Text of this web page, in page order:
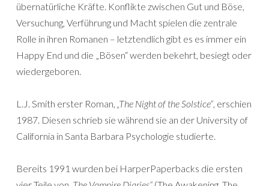
übernatürliche Kräfte. Konflikte zwischen Gut und Böse,
Versuchung, Verführung und Macht spielen die zentrale
Rolle in ihren Romanen – letztendlich gibt es es immer ein
Happy End und die „Bösen“ werden bekehrt, besiegt oder
wiedergeboren.
L.J. Smith erster Roman, „The Night of the Solstice“, erschien
1987. Diesen schrieb sie während sie an der University of
California in Santa Barbara Psychologie studierte.
Bereits 1991 wurden bei HarperPaperbacks die ersten